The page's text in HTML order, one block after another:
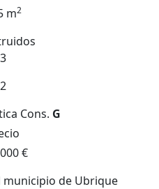
m2
3
2
Cons. G
€
municipio de Ubrique